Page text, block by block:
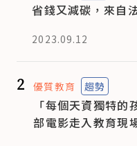
省錢又減碳，來自
2023.09.12
2 優質教育 趨勢
「每個天資獨特
部電影走入教育現